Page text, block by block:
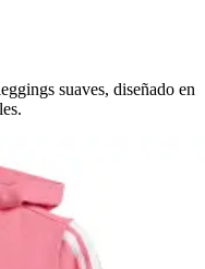
suaves, diseñado en